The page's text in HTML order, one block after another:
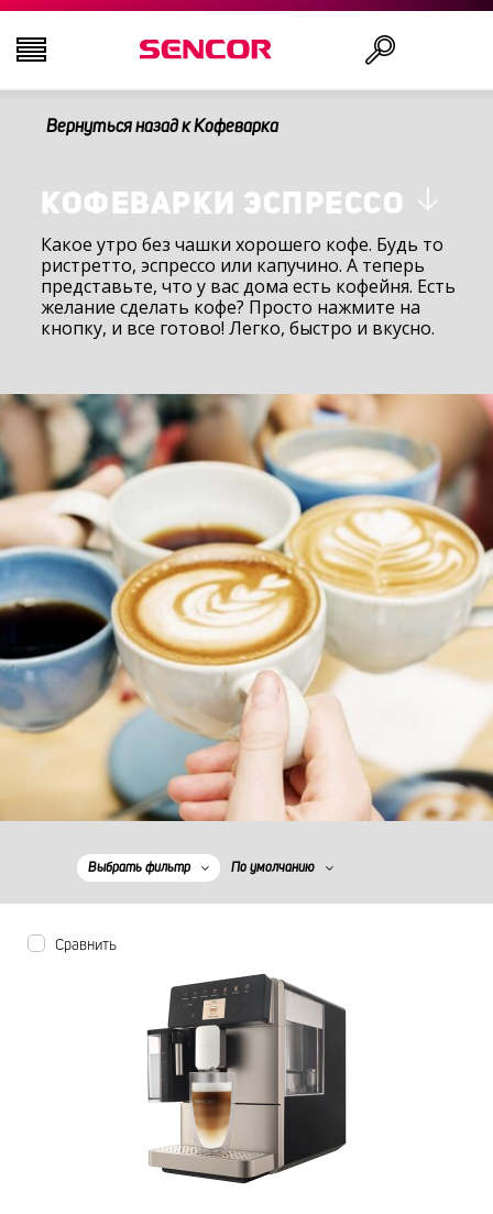
ТЕЛЕВИЗОРЫ
АУДИО-ВИДЕО
КУХНЯ
БЫТОВАЯ ТЕХНИКА
ТОВАРЫ ДЛЯ ЗДОРОВЬЯ И КРАСОТЫ
ОФИС И КАБЕЛИ
Вернуться назад к Кофеварка
КОФЕВАРКИ ЭСПРЕССО
Какое утро без чашки хорошего кофе. Будь то
ристретто, эспрессо или капучино. А теперь
представьте, что у вас дома есть кофейня. Есть
желание сделать кофе? Просто нажмите на
кнопку, и все готово! Легко, быстро и вкусно.
Выбрать фильтр По умолчанию
Сравнить